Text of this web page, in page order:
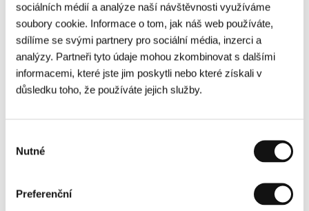
sociálních médií a analýze naší návštěvnosti využíváme
soubory cookie. Informace o tom, jak náš web používáte,
sdílíme se svými partnery pro sociální média, inzerci a
analýzy. Partneři tyto údaje mohou zkombinovat s dalšími
informacemi, které jste jim poskytli nebo které získali v
důsledku toho, že používáte jejich služby.
souhlasu
Nutné
Preferenční